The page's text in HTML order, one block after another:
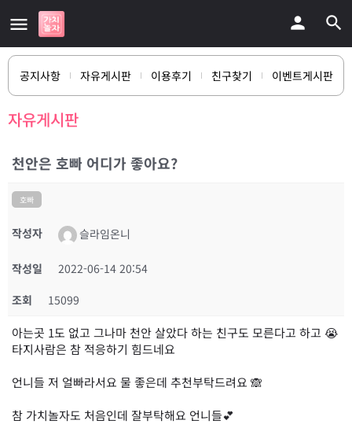
공지사항 자유게시판 이용후기 친구찾기 이벤트게시판
자유게시판
천안은 호빠 어디가 좋아요?
호빠
작성자 슬라임온니
작성일
2022-06-14 20:54
조회
15099
아는곳 1도 없고 그나마 천안 살았다 하는 친구도 모른다고 하고 😭
타지사람은 참 적응하기 힘드네요
언니들 저 얼빠라서요 물 좋은데 추천부탁드려요 🙈
참 가치놀자도 처음인데 잘부탁해요 언니들💕